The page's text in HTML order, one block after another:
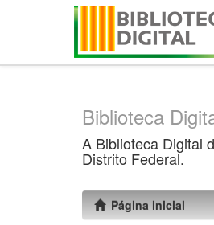
Biblioteca
A Biblioteca Digital
Distrito Federal.
Página inicial